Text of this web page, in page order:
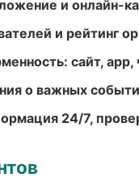
и онлайн-
и рейтинг
сайт, app,
о важных
24/7,